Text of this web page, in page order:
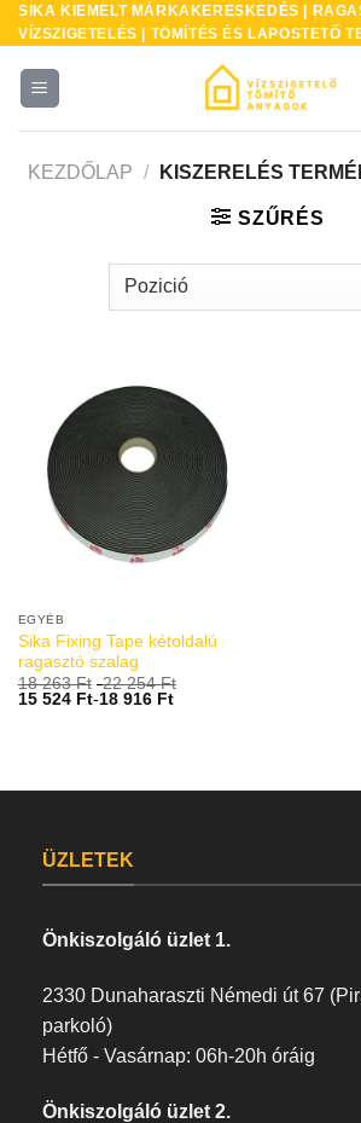
Skip
to
content
SIKA KIEMELT MÁRKAKERESKEDÉS |
VÍZSZIGETELÉS | TÖMÍTÉS ÉS LAPOSTETŐ
KEZDŐLAP / KISZERELÉS
SZŰRÉS
EGYÉB
Sika Fixing Tape kétoldalú
ragasztó szalag
18 263Ft -22 254Ft
15 524 Ft-18 916 Ft
ÜZLETEK
Önkiszolgáló üzlet 1.
2330 Dunaharaszti Némedi út 67
parkoló)
Hétfő - Vasárnap: 06h-20h óráig
Önkiszolgáló üzlet 2.